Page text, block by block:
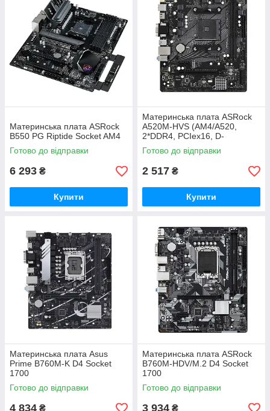
Материнська плата ASRock
B550 PG Riptide Socket AM4
Готово до відправки
6 293 ₴
Купити
Материнcька плата ASRock
A520M-HVS (AM4/A520,
2*DDR4, PCIex16, D-
Sub/HDMI, 4xSATAІІІ, M.2,
GLan, 8ch, mATX)
Готово до відправки
2 517 ₴
Купити
Материнська плата Asus
Prime B760M-K D4 Socket
1700
Готово до відправки
4 834 ₴
Материнська плата ASRock
B760M-HDV/M.2 D4 Socket
1700
Готово до відправки
3 934 ₴